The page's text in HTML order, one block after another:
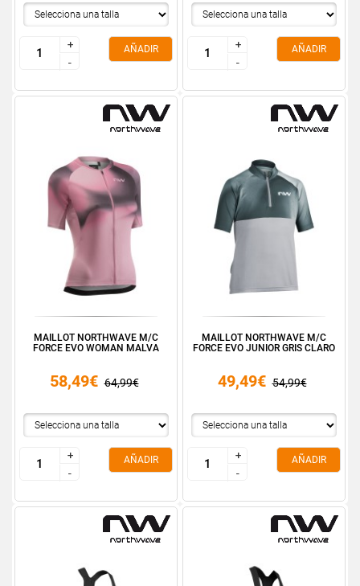
+
-
+
-
AÑADIR
+
-
+
-
AÑADIR
MAILLOT NORTHWAVE M/C
FORCE EVO WOMAN MALVA
58,49€ 64,99€
+
-
+
-
AÑADIR
MAILLOT NORTHWAVE M/C
FORCE EVO JUNIOR GRIS CLARO
49,49€ 54,99€
+
-
+
-
AÑADIR